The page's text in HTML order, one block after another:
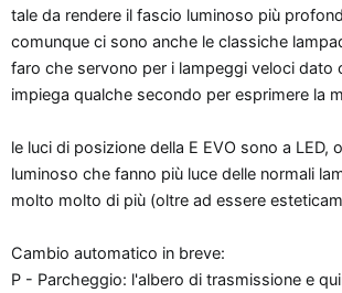
tale da rendere il fascio luminoso più
comunque ci sono anche le classiche
faro che servono per i lampeggi veloci dato
impiega qualche secondo per esprimere la
le luci di posizione della E EVO sono a LED,
luminoso che fanno più luce delle normali
molto molto di più (oltre ad essere
Cambio automatico in breve:
P - Parcheggio: l'albero di trasmissione e